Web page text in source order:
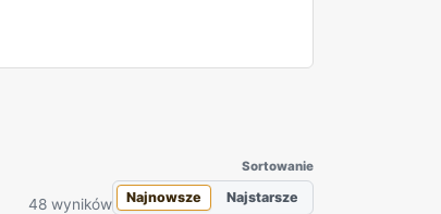
48 wyników
Sortowanie
Najnowsze Najstarsze